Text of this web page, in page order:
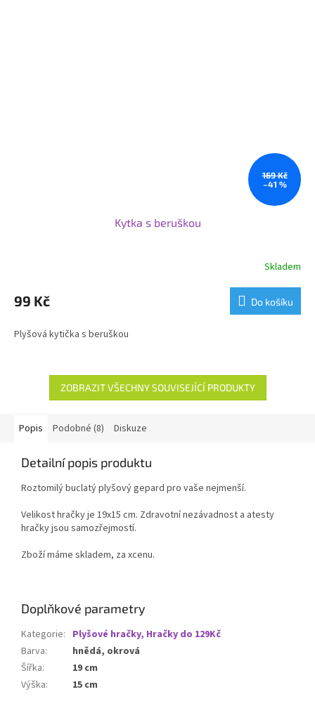
169 Kč
–41 %
Kytka s beruškou
Skladem
99 Kč Do košíku
Plyšová kytička s beruškou
ZOBRAZIT VŠECHNY SOUVISEJÍCÍ PRODUKTY
Popis Podobné (8) Diskuze
Detailní popis produktu
Roztomilý buclatý plyšový gepard pro vaše nejmenší.
Velikost hračky je 19x15 cm. Zdravotní nezávadnost a atesty
hračky jsou samozřejmostí.
Zboží máme skladem, za xcenu.
Doplňkové parametry
Kategorie: Plyšové hračky, Hračky do 129Kč
Barva:
hnědá, okrová
Šířka:
19 cm
Výška: 15 cm